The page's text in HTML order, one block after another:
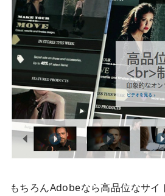
もちろんAdobeなら高品位なサ